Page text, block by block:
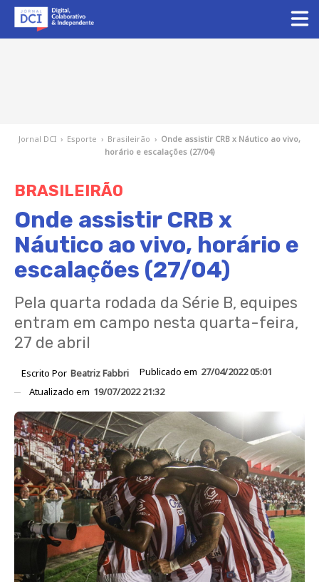
Jornal DCI › Esporte › Brasileirão › Onde assistir CRB x Náutico ao vivo,
horário e escalações (27/04)
BRASILEIRÃO
Onde assistir CRB x
Náutico ao vivo, horário e
escalações (27/04)
Pela quarta rodada da Série B, equipes
entram em campo nesta quarta-feira,
27 de abril
Escrito Por Beatriz Fabbri Publicado em 27/04/2022 05:01
Atualizado em 19/07/2022 21:32